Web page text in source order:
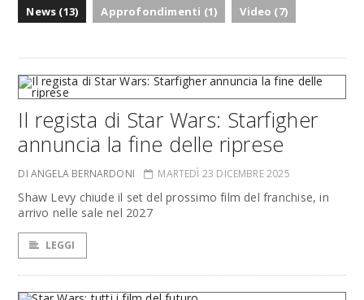
News (13) Approfondimenti (1) Video (7)
Il regista di Star Wars: Starfigher
annuncia la fine delle riprese
DI ANGELA BERNARDONI MARTEDÌ 23 DICEMBRE 2025
Shaw Levy chiude il set del prossimo film del franchise, in
arrivo nelle sale nel 2027
LEGGI